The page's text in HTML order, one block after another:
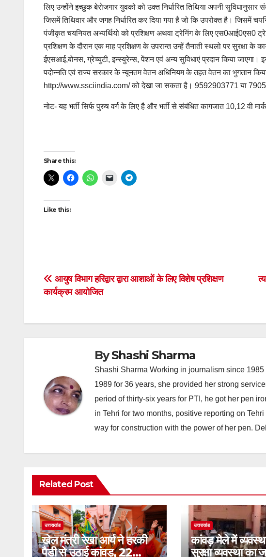
लिए उन्होंने इच्छुक बेरोजगार युवको को उक्त निर्धारित तिथिया अपनी सुविधानुसार
जिसमें तिथिवार और जगह निर्धारित कर दिया गया है जो कि उपरोक्त है। जिसमें
पंजीकृत चयनियत अभ्यर्थियो को प्रशिक्षण अथवा ट्रेनिंग के लिए एस0आई0एस0
प्रशिक्षण के दौरान एक माह प्रशिक्षण के उपरान्त उन्हें तैनाती स्थलो पर सुरक्षा के
ईएसआई,बोनस, ग्रेच्युटी, इन्स्युरेन्स, पेंशन एवं अन्य सुविधाएं प्रदान किया
पदोन्नति एवं राज्य सरकार के न्यूनतम वेतन अधिनियम के तहत वेतन का भुगतान
http://www.ssciindia.com/ को देखा जा सकता है। 9592903771 या
नोट- यह भर्ती सिर्फ पुरुष वर्ग के लिए है और भर्ती से संबंधित कागजात 10,12 वी
Post
navigation
Share this:
Like this:
Post
navigation
‎आयुष विभाग हरिद्वार द्वारा आशाओं के लिए विशेष प्रशिक्षण
कार्यक्रम आयोजित
ByShashi Sharma
Shashi Sharma Working in journalism since
1989 for 36 years, she provided her strong
period of thirty-six years for PTI, he got her pen
in Tehri for two months, positive reporting on
way for construction with the power of her pen.
Related Post
उत्तराखंड
खेल मंत्री रेखा आर्य ने हरकी
पैड़ी से उठाई कांवड़, 22
उत्तराखंड
कांवड़ मेले में
सुरक्षा व्यवस्था का